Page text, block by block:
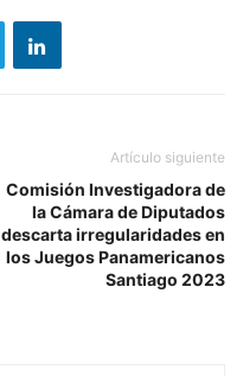
Artículo siguiente
Comisión Investigadora de
la Cámara de Diputados
descarta irregularidades en
los Juegos Panamericanos
Santiago 2023